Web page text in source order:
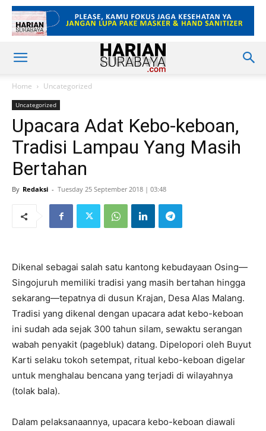
Home Uncategorized
Uncategorized
Upacara Adat Kebo-keboan,
Tradisi Lampau Yang Masih
Bertahan
By Redaksi - Tuesday 25 September 2018 | 03:48
Dikenal sebagai salah satu kantong kebudayaan Osing—
Singojuruh memiliki tradisi yang masih bertahan hingga
sekarang—tepatnya di dusun Krajan, Desa Alas Malang.
Tradisi yang dikenal dengan upacara adat kebo-keboan
ini sudah ada sejak 300 tahun silam, sewaktu serangan
wabah penyakit (pagebluk) datang. Dipelopori oleh Buyut
Karti selaku tokoh setempat, ritual kebo-keboan digelar
untuk menghalau bencana yang terjadi di wilayahnya
(tolak bala).
Dalam pelaksanaannya, upacara kebo-keboan diawali